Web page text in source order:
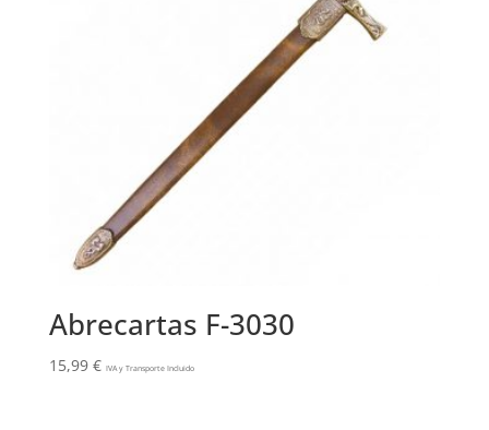
Abrecartas F-3030
15,99 € IVA y Transporte Incluido